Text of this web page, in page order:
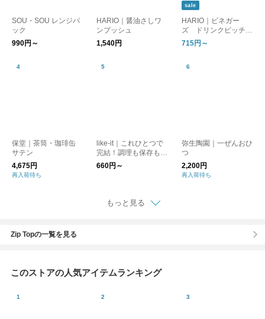
SOU・SOU レンジパ
ック
990円～
HARIO｜醤油さしワ
ンプッシュ
1,540円
sale
HARIO｜ビネガー
ズ ドリンクピッチャ
ー／フルーツポット
715円～
保堂｜茶筒・珈琲缶
サテン
4,675円
再入荷待ち
like-it｜これひとつで
完結！調理も保存もで
きる、万能保存容器
660円～
弥生陶園｜一ぜんおひ
つ
2,200円
再入荷待ち
もっと見る
Zip Topの一覧を見る
このストアの人気アイテムランキング